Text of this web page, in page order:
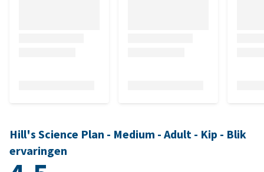
Hill's Science Plan - Medium - Adult - Kip - Blik
ervaringen